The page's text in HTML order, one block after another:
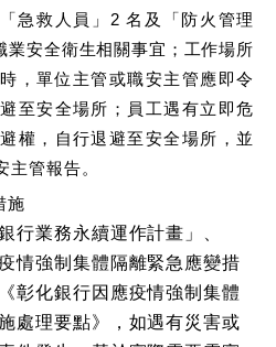
急救人員」2 名及「防火管理
業安全衛生相關事宜；工作場所
，單位主管或職安主管應即令
至安全場所；員工遇有立即危
權，自行退避至安全場所，並
主管報告。
施
行業務永續運作計畫」、
情強制集體隔離緊急應變措
彰化銀行因應疫情強制集體
處理要點》，如遇有災害或